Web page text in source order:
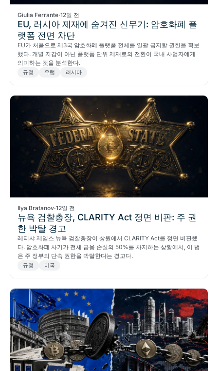
Giulia Ferrante·12일 전
EU, 러시아 제재에 숨겨진 신무기: 암호화폐 플
랫폼 전면 차단
EU가 처음으로 제3국 암호화폐 플랫폼 전체를 일괄 금지할 권한을 확보
했다. 개별 지갑이 아닌 플랫폼 단위 제재로의 전환이 국내 사업자에게
의미하는 것을 분석한다.
규정 유럽 러시아
Ilya Bratanov·12일 전
뉴욕 검찰총장, CLARITY Act 정면 비판: 주 권
한 박탈 경고
레티샤 제임스 뉴욕 검찰총장이 상원에서 CLARITY Act를 정면 비판했
다. 암호화폐 사기가 전체 금융 손실의 50%를 차지하는 상황에서, 이 법
은 주 정부의 단속 권한을 박탈한다는 경고다.
규정 미국